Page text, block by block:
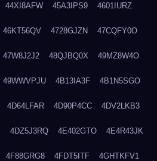
44XI8AFW 45A3IPS9 4601IURZ
46KT56QV 4728GJZN 47CQFY0O
47W8J2J2 48QJBQ0X 49MZ8W4O
49WWVPJU 4B13IA3F 4B1N5SGO
4D64LFAR 4D90P4CC 4DV2LKB3
4DZ5J3RQ 4E402GTO 4E4R43JK
4F88GRG8 4FDT5ITF 4GHTKFV1